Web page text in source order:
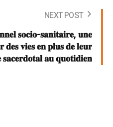
NEXT POST
𝐬𝐨𝐜𝐢𝐨-𝐬𝐚𝐧𝐢𝐭𝐚𝐢𝐫𝐞, 𝐮𝐧𝐞
𝐯𝐢𝐞𝐬 𝐞𝐧 𝐩𝐥𝐮𝐬 𝐝𝐞 𝐥𝐞𝐮𝐫
𝐬𝐚𝐜𝐞𝐫𝐝𝐨𝐭𝐚𝐥 𝐚𝐮 𝐪𝐮𝐨𝐭𝐢𝐝𝐢𝐞𝐧